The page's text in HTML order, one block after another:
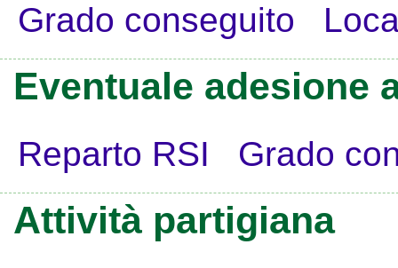
Grado conseguito
Eventuale adesione
Reparto RSI Grado
Attività partigiana